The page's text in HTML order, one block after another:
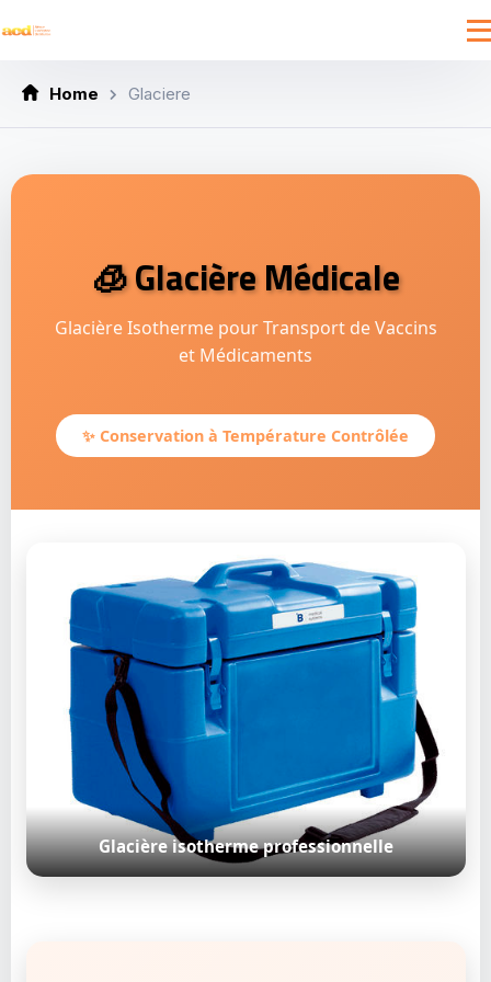
Home Glaciere
🧊 Glacière Médicale
Glacière Isotherme pour Transport de Vaccins
et Médicaments
✨ Conservation à Température Contrôlée
Glacière isotherme professionnelle